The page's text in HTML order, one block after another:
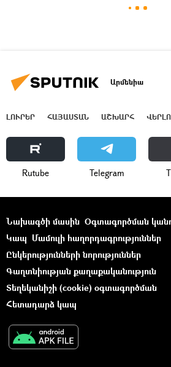
Արմենիա
ԼՈՒՐԵՐ ՀԱՅԱՍՏԱՆ ԱՇԽԱՐՀ
Rutube Telegram
Նախագծի մասին Օգտագործման
Կապ Մամուլի հաղորդագրություններ
Ընկերությունների նորություններ
Գաղտնիության քաղաքականություն
Տեղեկանիշի (cookie) օգտագործման
Հետադարձ կապ